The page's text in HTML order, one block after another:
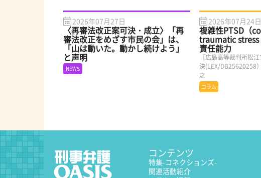
2026年07月27日
〈再審法改正案可決・成立〉「再
審法改正をめざす市民の会」は、
「山は動いた。動かし続けよう」
と声明
NEWS
2026年07月24日
複雑性PTSD（
traumatic
責任能力
［広島高等裁判所松
決(LEX/DB25620258
之
コラム
コンテンツ
特集-コネクションズ-
関連活動紹介